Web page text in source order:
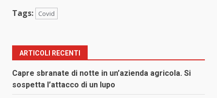
Tags: Covid
ARTICOLI RECENTI
Capre sbranate di notte in un’azienda agricola. Si
sospetta l’attacco di un lupo